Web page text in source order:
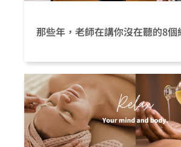
那些年，老師在講你沒在聽的8個